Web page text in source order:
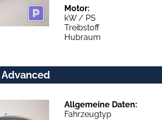
Motor:
kW / PS
Treibstoff
Hubraum
Advanced
Allgemeine Daten:
Fahrzeugtyp